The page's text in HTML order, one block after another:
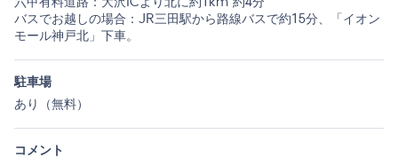
六甲有料道路：大沢ICより北に約1km 約4分
バスでお越しの場合：JR三田駅から路線バスで約15分、「イオン
モール神戸北」下車。
駐車場
あり（無料）
コメント